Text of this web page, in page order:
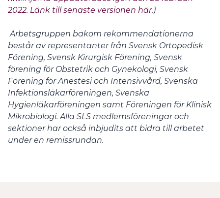
2022. Länk till senaste versionen här.)
Arbetsgruppen bakom rekommendationerna
består av representanter från Svensk Ortopedisk
Förening, Svensk Kirurgisk Förening, Svensk
förening för Obstetrik och Gynekologi, Svensk
Förening för Anestesi och Intensivvård, Svenska
Infektionsläkarföreningen, Svenska
Hygienläkarföreningen samt Föreningen för Klinisk
Mikrobiologi. Alla SLS medlemsföreningar och
sektioner har också inbjudits att bidra till arbetet
under en remissrundan.